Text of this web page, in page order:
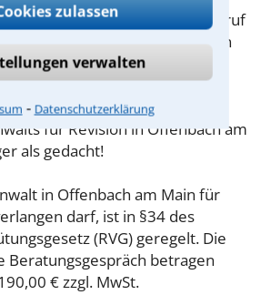
zulassen
verwalten
⁃ Datenschutzerklärung
Kontaktformular einen Rückruf
haben, stellen wir Ihnen
mit der Sie das
vorbereiten können.
für Revision in Offenbach am
als gedacht!
in Offenbach am Main für
darf, ist in §34 des
(RVG) geregelt. Die
Beratungsgespräch betragen
€ zzgl. MwSt.